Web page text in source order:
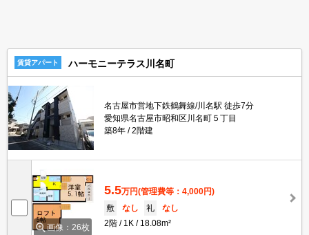
賃貸アパート ハーモニーテラス川名町
名古屋市営地下鉄鶴舞線/川名駅 徒歩7分
愛知県名古屋市昭和区川名町５丁目
築8年
2階建
画像：26枚
5.5万円(管理費等：4,000円)
敷
なし 礼
なし
2階
1K 18.08m²